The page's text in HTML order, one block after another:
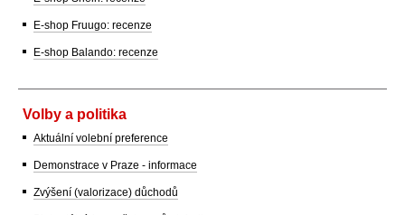
E-shop Fruugo: recenze
E-shop Balando: recenze
Volby a politika
Aktuální volební preference
Demonstrace v Praze - informace
Zvýšení (valorizace) důchodů